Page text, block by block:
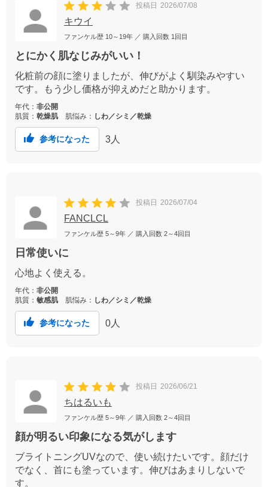
投稿日 2026/07/08
キウイ
ファンケル歴 10～19年 ／ 購入回数 1回目
とにかく肌なじみがいい！
化粧前の顔に塗りましたが、伸びがよく馴染みやすい
です。もう少し価格が抑えめだと助かります。
年代： 非公開
肌質： 乾燥肌 肌悩み： しわ／シミ／乾燥
参考になった 3 人
投稿日 2026/07/04
FANCLCL
ファンケル歴 5～9年 ／ 購入回数 2～4回目
日常使いに
心地よく使える。
年代： 非公開
肌質： 敏感肌 肌悩み： しわ／シミ／乾燥
参考になった 0 人
投稿日 2026/06/21
ちはるいも
ファンケル歴 5～9年 ／ 購入回数 2～4回目
顔が明るい印象になる気がします
ブライトニングUVなので、使い続けたいです。顔だけ
でなく、首にも塗っています。伸びはあまりしないで
す。